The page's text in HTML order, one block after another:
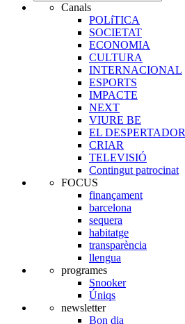
Canals
POLíTICA
SOCIETAT
ECONOMIA
CULTURA
INTERNACIONAL
ESPORTS
IMPACTE
NEXT
VIURE BE
EL DESPERTADOR
CRIAR
TELEVISIÓ
Contingut patrocinat
FOCUS
finançament
barcelona
sequera
habitatge
transparència
llengua
programes
Snooker
Úniqs
newsletter
Bon dia